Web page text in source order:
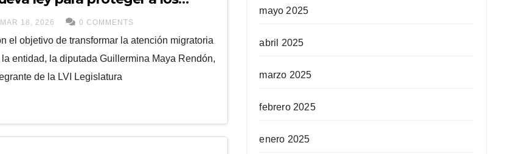
MAR 18, 2026 0 COMMENTS
el objetivo de transformar la atención migratoria
la entidad, la diputada Guillermina Maya Rendón,
de la LVI Legislatura
mayo 2025
abril 2025
marzo 2025
febrero 2025
enero 2025